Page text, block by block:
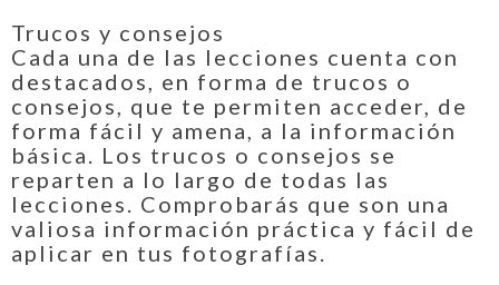
Trucos y consejos
Cada una de las lecciones cuenta con
destacados, en forma de trucos o
consejos, que te permiten acceder, de
forma fácil y amena, a la información
básica. Los trucos o consejos se
reparten a lo largo de todas las
lecciones. Comprobarás que son una
valiosa información práctica y fácil de
aplicar en tus fotografías.